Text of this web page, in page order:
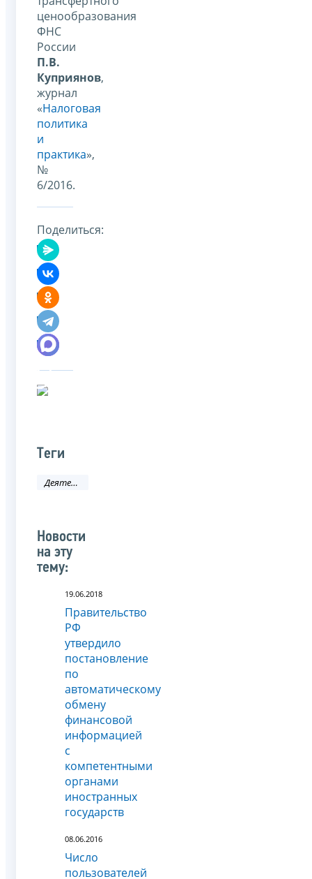
ценообразования
ФНС
России
П.В.
Куприянов,
журнал
«Налоговая
политика
и
практика»,
№
6/2016.
Поделиться:
Теги
Деятельность ФНС
Новости
на эту
тему:
19.06.2018
Правительство
РФ
утвердило
постановление
по
автоматическому
обмену
финансовой
информацией
с
компетентными
органами
иностранных
государств
08.06.2016
Число
пользователей